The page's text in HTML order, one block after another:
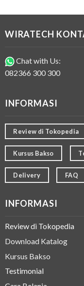
WIRATECH
Chat with Us:
082366 300 300
INFORMASI
Review di Tokopedia
Kursus Bakso
Delivery FAQ
INFORMASI
Review di Tokopedia
Download Katalog
Kursus Bakso
Testimonial